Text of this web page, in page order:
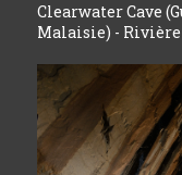
Clearwater Cave
Malaisie) -